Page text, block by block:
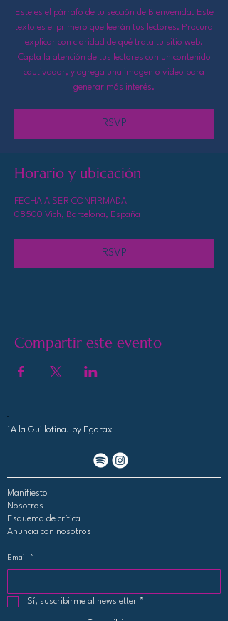
Este es el párrafo de tu sección de Bienvenida. Este
texto es el primero que leerán tus lectores. Procura
explicar con claridad de qué trata tu sitio web.
Capta la atención de tus lectores con un contenido
cautivador, y agrega una imagen o video para
generar más interés.
RSVP
Horario y ubicación
FECHA A SER CONFIRMADA
08500 Vich, Barcelona, España
RSVP
Compartir este evento
¡A la Guillotina! by Egorax
Manifiesto
Nosotros
Esquema de crítica
Anuncia con nosotros
Email *
Sí, suscribirme al newsletter *